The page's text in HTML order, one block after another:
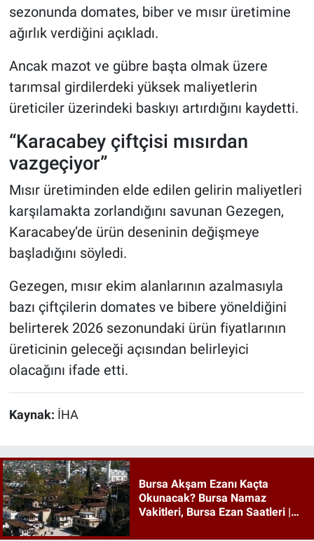
sezonunda domates, biber ve mısır üretimine
ağırlık verdiğini açıkladı.
Ancak mazot ve gübre başta olmak üzere
tarımsal girdilerdeki yüksek maliyetlerin
üreticiler üzerindeki baskıyı artırdığını kaydetti.
“Karacabey çiftçisi mısırdan
vazgeçiyor”
Mısır üretiminden elde edilen gelirin maliyetleri
karşılamakta zorlandığını savunan Gezegen,
Karacabey’de ürün deseninin değişmeye
başladığını söyledi.
Gezegen, mısır ekim alanlarının azalmasıyla
bazı çiftçilerin domates ve bibere yöneldiğini
belirterek 2026 sezonundaki ürün fiyatlarının
üreticinin geleceği açısından belirleyici
olacağını ifade etti.
Kaynak: İHA
Bursa Akşam Ezanı Kaçta
Okunacak? Bursa Namaz
Vakitleri, Bursa Ezan Saatleri |